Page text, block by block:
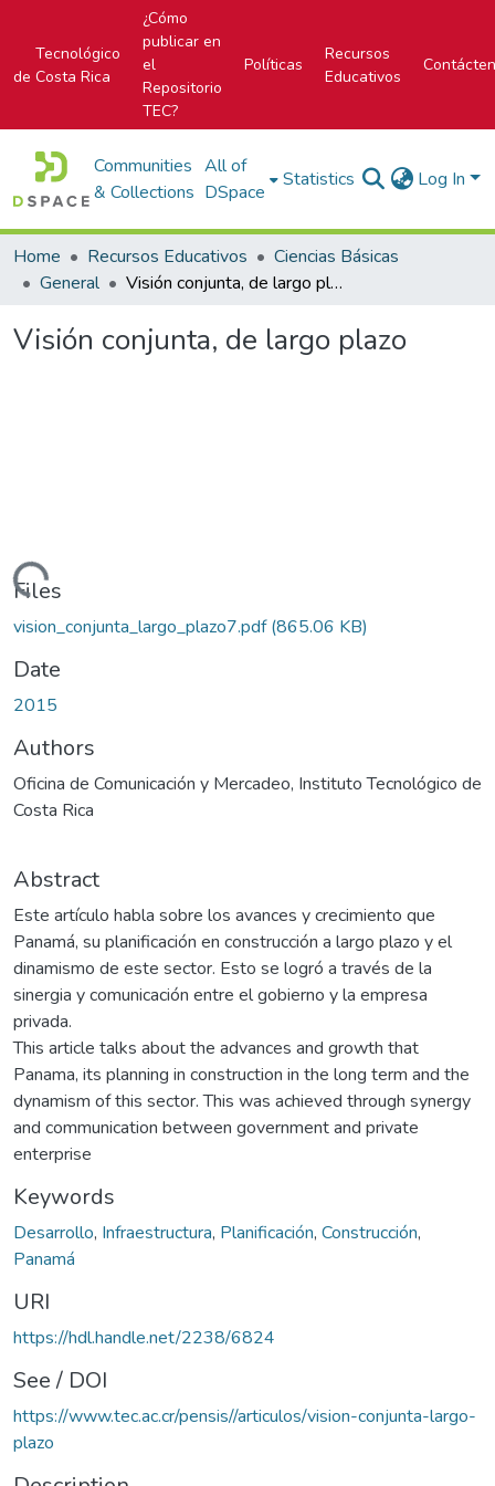
Tecnológico
de Costa Rica
¿Cómo
publicar en
el
Repositorio
TEC?
Políticas
Recursos
Educativos
Communities
& Collections
All of
DSpace
Statistics Log In
Home Recursos Educativos
Ciencias Básicas
General
Visión conjunta, de largo plazo
Visión conjunta, de largo plazo
Loading...
Files
vision_conjunta_largo_plazo7.pdf(865.06 KB)
Date
2015
Authors
Oficina de Comunicación y Mercadeo, Instituto Tecnológico de
Costa Rica
Abstract
Este artículo habla sobre los avances y crecimiento que
Panamá, su planificación en construcción a largo plazo y el
dinamismo de este sector. Esto se logró a través de la
sinergia y comunicación entre el gobierno y la empresa
privada.
This article talks about the advances and growth that
Panama, its planning in construction in the long term and the
dynamism of this sector. This was achieved through synergy
and communication between government and private
enterprise
Keywords
Desarrollo, Infraestructura, Planificación, Construcción,
Panamá
URI
https://hdl.handle.net/2238/6824
See / DOI
https://www.tec.ac.cr/pensis//articulos/vision-conjunta-largo-
plazo